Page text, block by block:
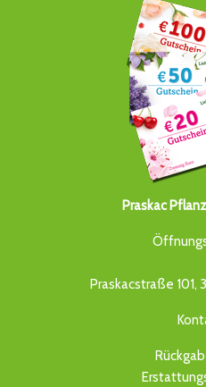
Praskac
Praskacstraße 101,